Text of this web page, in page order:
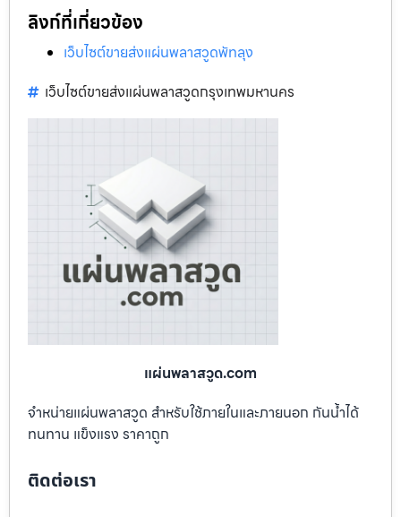
ลิงก์ที่เกี่ยวข้อง
เว็บไซต์ขายส่งแผ่นพลาสวูดพัทลุง
เว็บไซต์ขายส่งแผ่นพลาสวูดกรุงเทพมหานคร
แผ่นพลาสวูด.com
จำหน่ายแผ่นพลาสวูด สำหรับใช้ภายในและภายนอก กันน้ำได้
ทนทาน แข็งแรง ราคาถูก
ติดต่อเรา